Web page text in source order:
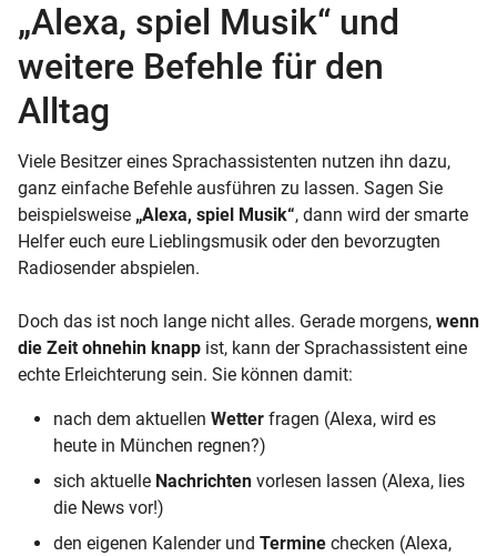
„Alexa, spiel Musik“ und
weitere Befehle für den
Alltag
Viele Besitzer eines Sprachassistenten nutzen ihn dazu,
ganz einfache Befehle ausführen zu lassen. Sagen Sie
beispielsweise „Alexa, spiel Musik“, dann wird der smarte
Helfer euch eure Lieblingsmusik oder den bevorzugten
Radiosender abspielen.
Doch das ist noch lange nicht alles. Gerade morgens, wenn
die Zeit ohnehin knapp ist, kann der Sprachassistent eine
echte Erleichterung sein. Sie können damit:
nach dem aktuellen Wetter fragen (Alexa, wird es
heute in München regnen?)
sich aktuelle Nachrichten vorlesen lassen (Alexa, lies
die News vor!)
den eigenen Kalender und Termine checken (Alexa,